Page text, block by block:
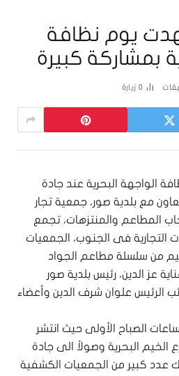
يوم نظافة
بمشاركة كبيرة
0 زيارة
الواجهة البحرية عند جادة
مع بلدية صور، جمعية تجار
المطاعم والمنتزهات، تجمع
التجارية فى الجنوب، الجمعيات
من سلسلة مطاعم الجواد
عز الدين، رئيس بلدية صور
الرئيس علوان شرف الدين وأعضاء
الصباح الأولى حيث انتشر
البحرية وصولاً الى جادة
عدد كبير من الجمعيات الكشفية